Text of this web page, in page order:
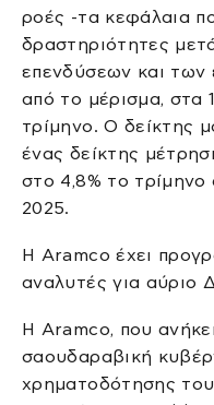
ροές -τα κεφάλαια
δραστηριότητες
επενδύσεων και των
από το μέρισμα, στα
τρίμηνο. Ο δείκτης
ένας δείκτης
στο 4,8% το
2025.
Η Aramco έχει
αναλυτές για αύριο
Η Aramco, που
σαουδαραβική
χρηματοδότησης